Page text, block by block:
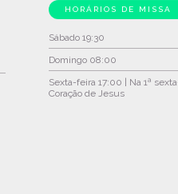
HORÁRIOS DE MISSA
Sábado 19:30
Domingo 08:00
Sexta-feira 17:00 | Na 1ª
Coração de Jesus